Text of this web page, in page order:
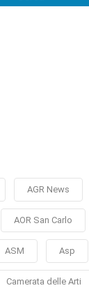
AGR News
AOR San Carlo
ASM Asp
Camerata delle Arti